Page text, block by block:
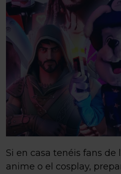
Si en casa tenéis fans de
anime o el cosplay,